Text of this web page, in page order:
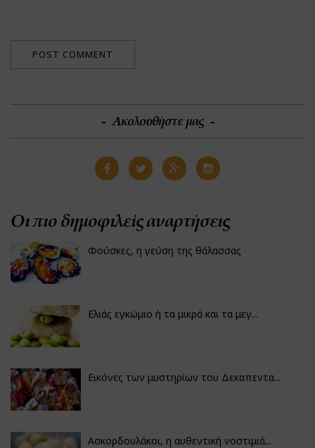
Ακολουθήστε μας
Οι πιο δημοφιλείς αναρτήσεις
Φούσκες, η γεύση της θάλασσας
Ελιάς εγκώμιο ή τα μικρά και τα μεγ...
Εικόνες των μυστηρίων του Δεκαπεντα...
Ασκορδουλάκοι, η αυθεντική νοστιμιά...